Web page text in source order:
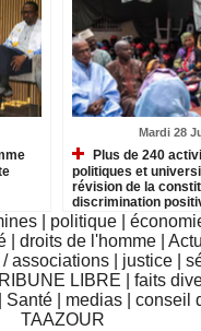
Mardi 28
Plus de 240
politiques et
révision de la
discrimination
Haratines
politique
|droits de l'homme |
/ associations justice
LIBRE
faits
Santé medias |conseil
TAAZOUR